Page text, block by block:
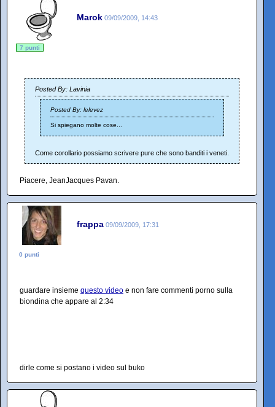
Marok 09/09/2009, 14:43
7 punti
Posted By: Lavinia
Posted By: lelevez
Si spiegano molte cose...
Come corollario possiamo scrivere pure che sono banditi i veneti.
Piacere, JeanJacques Pavan.
frappa 09/09/2009, 17:31
0 punti
guardare insieme questo video e non fare commenti porno sulla
biondina che appare al 2:34
dirle come si postano i video sul buko